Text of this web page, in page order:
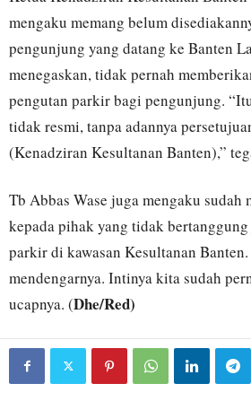
mengaku memang belum
pengunjung yang datang ke Banten
menegaskan, tidak pernah
pengutan parkir bagi pengunjung.
tidak resmi, tanpa adannya
(Kenadziran Kesultanan Banten),”
Tb Abbas Wase juga mengaku sudah
kepada pihak yang tidak
parkir di kawasan Kesultanan
mendengarnya. Intinya kita sudah
ucapnya. (Dhe/Red)